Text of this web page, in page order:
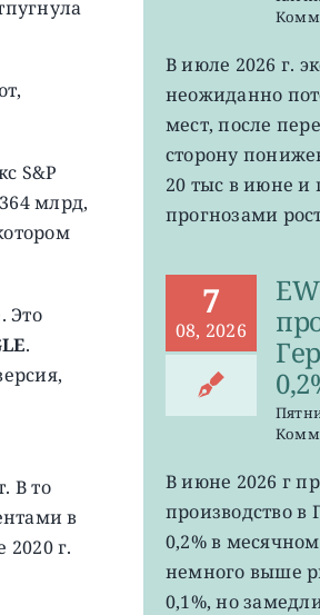
S&P
млрд,
Это
.
В то
в
2020 г.
В июле 2026 г.
неожиданно
мест, после
сторону
20 тыс в июне и
прогнозами
7
08, 2026
В июне 2026 г
производство
0,2% в
немного выше
0,1%, но